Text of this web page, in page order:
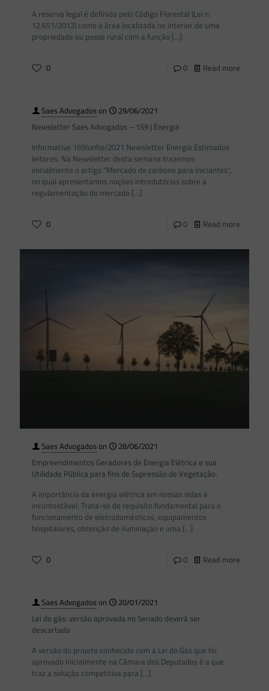
A reserva legal é definida pelo Código Florestal (Lei n.
12.651/2012) como a área localizada no interior de uma
propriedade ou posse rural com a função […]
0 0 Read more
Saes Advogadoson
29/06/2021
Newsletter Saes Advogados – 159 | Energia
Informativo 159Junho/2021 Newsletter Energia Estimados
leitores, Na Newsletter desta semana trazemos
inicialmente o artigo “Mercado de carbono para iniciantes“,
no qual apresentamos noções introdutórias sobre a
regulamentação do mercado […]
0 0 Read more
Saes Advogadoson
28/06/2021
Empreendimentos Geradores de Energia Elétrica e sua
Utilidade Pública para fins de Supressão de Vegetação.
A importância da energia elétrica em nossas vidas é
incontestável. Trata-se de requisito fundamental para o
funcionamento de eletrodomésticos, equipamentos
hospitalares, obtenção de iluminação e uma […]
0 0 Read more
Saes Advogadoson
20/01/2021
Lei do gás: versão aprovada no Senado deverá ser
descartada
A versão do projeto conhecido com a Lei do Gás que foi
aprovado inicialmente na Câmara dos Deputados é a que
traz a solução competitiva para […]